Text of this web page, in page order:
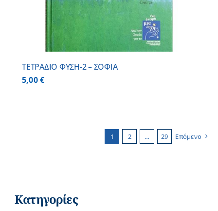
ΤΕΤΡΑΔΙΟ ΦΥΣΗ-2 – ΣΟΦΙΑ
5,00€
1 2 … 29 Επόμενο
Κατηγορίες